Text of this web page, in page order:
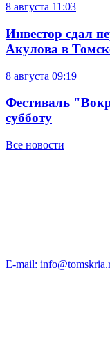
8 августа 11:03
Инвестор сдал
Акулова в
8 августа 09:19
Фестиваль
субботу
Все новости
E-mail: